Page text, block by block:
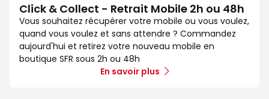
Click & Collect - Retrait Mobile 2h ou 48h
Vous souhaitez récupérer votre mobile ou vous voulez,
quand vous voulez et sans attendre ? Commandez
aujourd'hui et retirez votre nouveau mobile en
boutique SFR sous 2h ou 48h
En savoir plus